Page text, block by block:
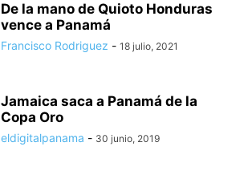
De la mano de Quioto Honduras
vence a Panamá
Francisco Rodriguez - 18 julio, 2021
Jamaica saca a Panamá de la
Copa Oro
eldigitalpanama - 30 junio, 2019